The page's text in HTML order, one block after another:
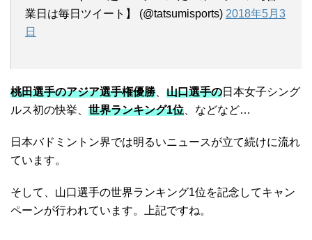
業日は毎日ツイート】 (@tatsumisports) 2018年5月3
日
桃田選手のアジア選手権優勝 山口選手の日本女子シング
ルス初の快挙、 世界ランキング1位 、などなど…
日本バドミントン界では明るいニュースが立て続けに流れ
ています。
そして、山口選手の世界ランキング1位を記念してキャン
ペーンが行われています。上記ですね。